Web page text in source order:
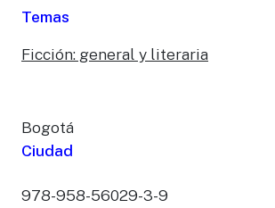
Temas
Ficción: general y literaria
Bogotá
Ciudad
978-958-56029-3-9